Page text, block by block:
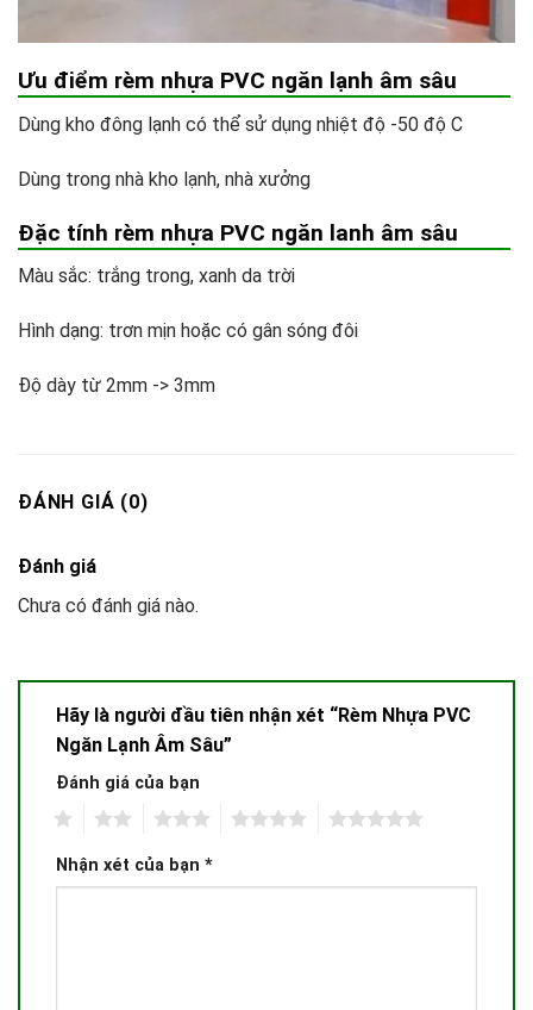
Ưu điểm rèm nhựa PVC ngăn lạnh âm sâu
Dùng kho đông lạnh có thể sử dụng nhiệt độ -50 độ C
Dùng trong nhà kho lạnh, nhà xưởng
Đặc tính rèm nhựa PVC ngăn lanh âm sâu
Màu sắc: trắng trong, xanh da trời
Hình dạng: trơn mịn hoặc có gân sóng đôi
Độ dày từ 2mm -> 3mm
ĐÁNH GIÁ (0)
Đánh giá
Chưa có đánh giá nào.
Hãy là người đầu tiên nhận xét “Rèm Nhựa PVC
Ngăn Lạnh Âm Sâu”
Đánh giá của bạn
Nhận xét của bạn *